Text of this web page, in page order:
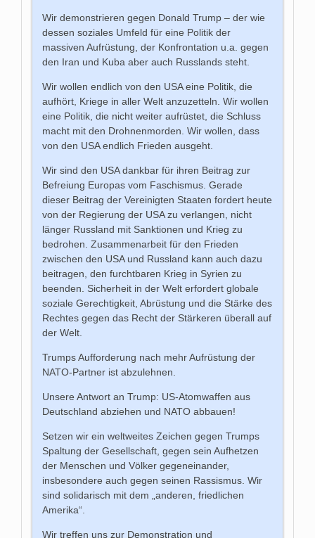
Wir demonstrieren gegen Donald Trump – der wie
dessen soziales Umfeld für eine Politik der
massiven Aufrüstung, der Konfrontation u.a. gegen
den Iran und Kuba aber auch Russlands steht.
Wir wollen endlich von den USA eine Politik, die
aufhört, Kriege in aller Welt anzuzetteln. Wir wollen
eine Politik, die nicht weiter aufrüstet, die Schluss
macht mit den Drohnenmorden. Wir wollen, dass
von den USA endlich Frieden ausgeht.
Wir sind den USA dankbar für ihren Beitrag zur
Befreiung Europas vom Faschismus. Gerade
dieser Beitrag der Vereinigten Staaten fordert heute
von der Regierung der USA zu verlangen, nicht
länger Russland mit Sanktionen und Krieg zu
bedrohen. Zusammenarbeit für den Frieden
zwischen den USA und Russland kann auch dazu
beitragen, den furchtbaren Krieg in Syrien zu
beenden. Sicherheit in der Welt erfordert globale
soziale Gerechtigkeit, Abrüstung und die Stärke des
Rechtes gegen das Recht der Stärkeren überall auf
der Welt.
Trumps Aufforderung nach mehr Aufrüstung der
NATO-Partner ist abzulehnen.
Unsere Antwort an Trump: US-Atomwaffen aus
Deutschland abziehen und NATO abbauen!
Setzen wir ein weltweites Zeichen gegen Trumps
Spaltung der Gesellschaft, gegen sein Aufhetzen
der Menschen und Völker gegeneinander,
insbesondere auch gegen seinen Rassismus. Wir
sind solidarisch mit dem „anderen, friedlichen
Amerika“.
Wir treffen uns zur Demonstration und